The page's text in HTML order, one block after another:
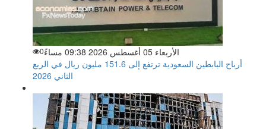
الأربعاء 05 أغسطس 2026 09:38 مساءً 0
أرباح البابطين السعودية ترتفع إلى 151.6 مليون ريال في الربع
الثاني 2026